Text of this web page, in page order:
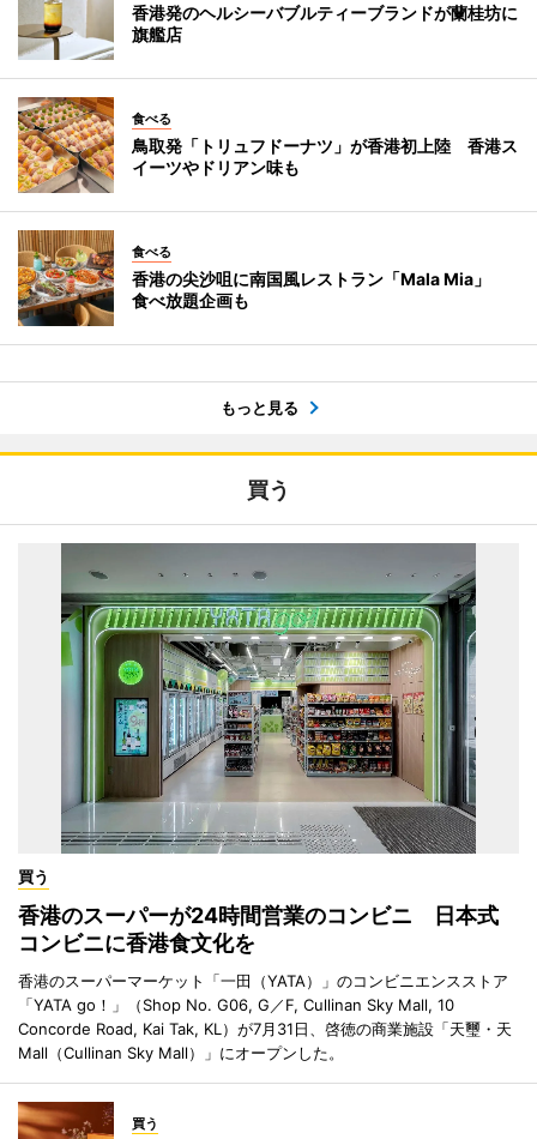
香港発のヘルシーバブルティーブランドが蘭桂坊に
旗艦店
食べる
鳥取発「トリュフドーナツ」が香港初上陸 香港ス
イーツやドリアン味も
食べる
香港の尖沙咀に南国風レストラン「Mala Mia」
食べ放題企画も
もっと見る
買う
買う
香港のスーパーが24時間営業のコンビニ 日本式
コンビニに香港食文化を
香港のスーパーマーケット「一田（YATA）」のコンビニエンスストア
「YATA go！」（Shop No. G06, G／F, Cullinan Sky Mall, 10
Concorde Road, Kai Tak, KL）が7月31日、啓徳の商業施設「天璽・天
Mall（Cullinan Sky Mall）」にオープンした。
買う